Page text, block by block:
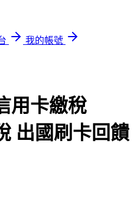
我的帳號
用卡繳稅
出國刷卡回饋